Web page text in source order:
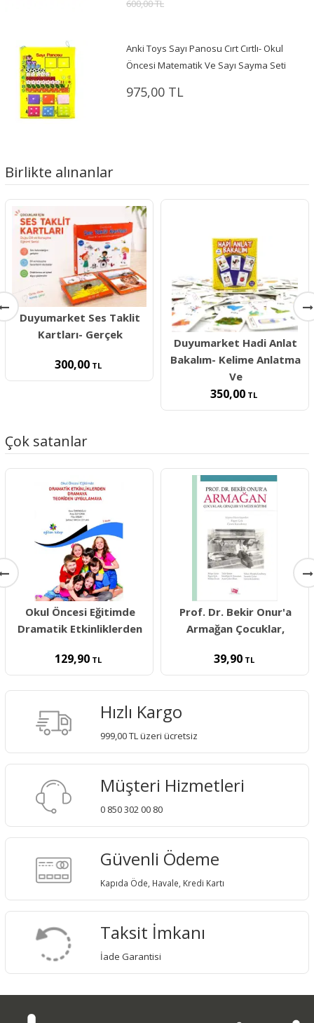
600,00 TL
Anki Toys Sayı Panosu Cırt Cırtlı- Okul
Öncesi Matematik Ve Sayı Sayma Seti
975,00 TL
Birlikte alınanlar
Duyumarket Ses Taklit
Kartları- Gerçek
300,00 TL
Duyumarket Hadi Anlat
Bakalım- Kelime Anlatma
Ve
350,00 TL
Çok satanlar
Okul Öncesi Eğitimde
Dramatik Etkinliklerden
129,90 TL
Prof. Dr. Bekir Onur'a
Armağan Çocuklar,
39,90TL
Hızlı Kargo
999,00 TL üzeri ücretsiz
Müşteri Hizmetleri
0 850 302 00 80
Güvenli Ödeme
Kapıda Öde, Havale, Kredi Kartı
Taksit İmkanı
İade Garantisi